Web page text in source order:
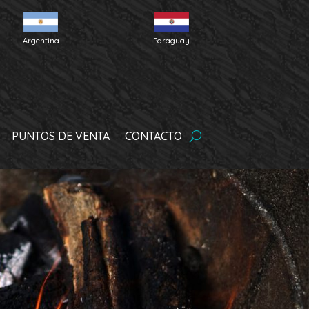
Argentina Paraguay
PUNTOS DE VENTA CONTACTO